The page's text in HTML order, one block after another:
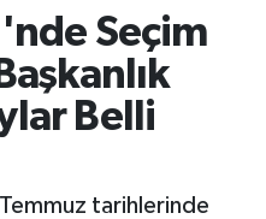
Seçim
Belli
tarihlerinde
ve Fikstür